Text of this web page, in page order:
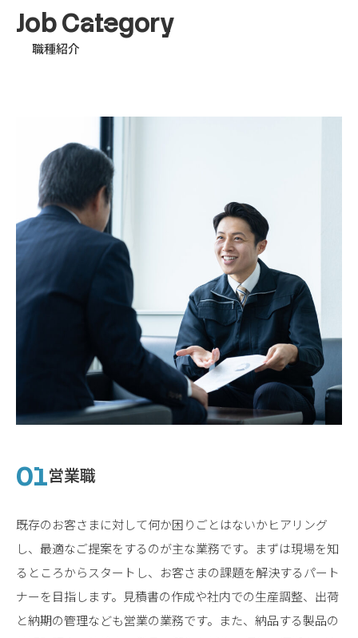
Job Category
職種紹介
営業職
既存のお客さまに対して何か困りごとはないかヒアリング
し、最適なご提案をするのが主な業務です。まずは現場を知
るところからスタートし、お客さまの課題を解決するパート
ナーを目指します。見積書の作成や社内での生産調整、出荷
と納期の管理なども営業の業務です。また、納品する製品の